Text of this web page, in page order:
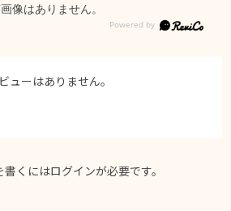
像はありません。
ューはありません。
くにはログインが必要です。